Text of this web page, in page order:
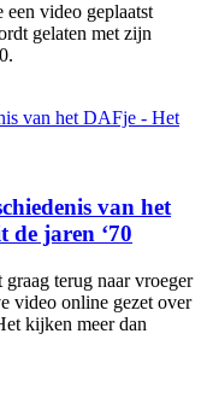
video geplaatst
gelaten met zijn
van het
de jaren ‘70
graag terug naar vroeger
video online gezet over
kijken meer dan